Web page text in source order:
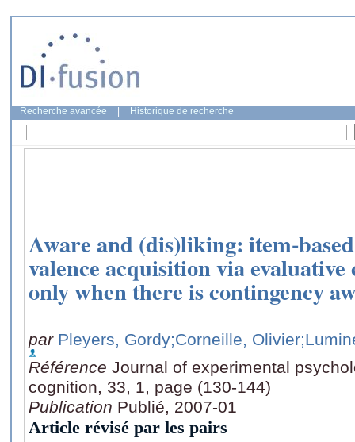
Recherche avancée Historique de recherche
Aware and (dis)liking: item-
valence acquisition via
only when there is contingency
par Pleyers, Gordy;Corneille, Olivier
Référence Journal of experimental
cognition, 33, 1, page (130-144)
Publication Publié, 2007-01
Article révisé par les pairs